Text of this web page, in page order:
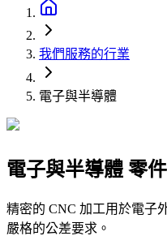
我們服務的行業
電子與半導體
電子與半導體 零
精密的 CNC 加工用於電子
嚴格的公差要求。